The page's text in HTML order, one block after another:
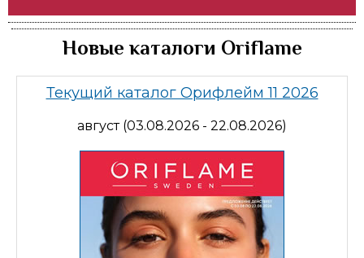
Новые каталоги Oriflame
Текущий каталог Орифлейм 11 2026
август (03.08.2026 - 22.08.2026)